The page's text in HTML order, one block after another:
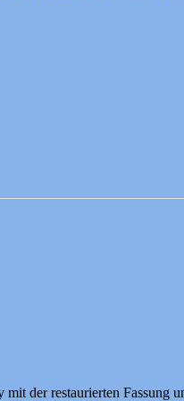
der restaurierten Fassung